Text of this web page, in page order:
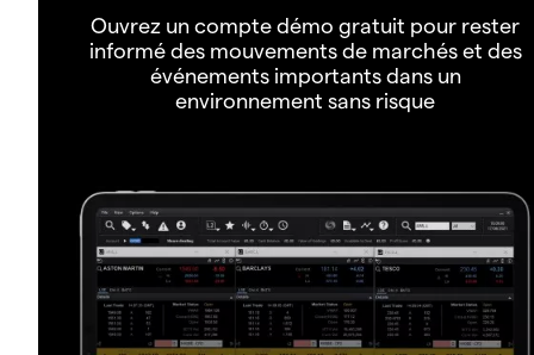
Ouvrez un compte démo gratuit pour rester
informé des mouvements de marchés et des
événements importants dans un
environnement sans risque